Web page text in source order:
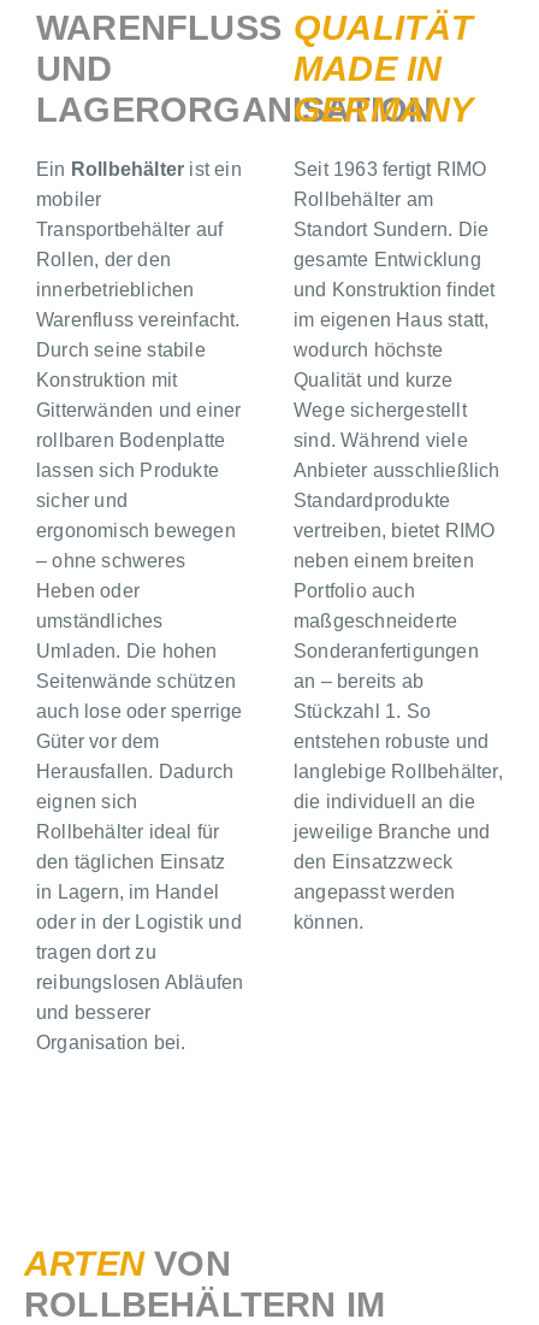
WARENFLUSS
UND
LAGERORGANISATION
Ein Rollbehälter ist ein
mobiler
Transportbehälter auf
Rollen, der den
innerbetrieblichen
Warenfluss vereinfacht.
Durch seine stabile
Konstruktion mit
Gitterwänden und einer
rollbaren Bodenplatte
lassen sich Produkte
sicher und
ergonomisch bewegen
– ohne schweres
Heben oder
umständliches
Umladen. Die hohen
Seitenwände schützen
auch lose oder sperrige
Güter vor dem
Herausfallen. Dadurch
eignen sich
Rollbehälter ideal für
den täglichen Einsatz
in Lagern, im Handel
oder in der Logistik und
tragen dort zu
reibungslosen Abläufen
und besserer
Organisation bei.
QUALITÄT
MADE IN
GERMANY
Seit 1963 fertigt RIMO
Rollbehälter am
Standort Sundern. Die
gesamte Entwicklung
und Konstruktion findet
im eigenen Haus statt,
wodurch höchste
Qualität und kurze
Wege sichergestellt
sind. Während viele
Anbieter ausschließlich
Standardprodukte
vertreiben, bietet RIMO
neben einem breiten
Portfolio auch
maßgeschneiderte
Sonderanfertigungen
an – bereits ab
Stückzahl 1. So
entstehen robuste und
langlebige Rollbehälter,
die individuell an die
jeweilige Branche und
den Einsatzzweck
angepasst werden
können.
ARTENVON
ROLLBEHÄLTERN IM